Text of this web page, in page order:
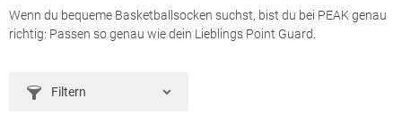
Wenn du bequeme Basketballsocken suchst, bist du bei PEAK genau
richtig: Passen so genau wie dein Lieblings Point Guard.
Filtern